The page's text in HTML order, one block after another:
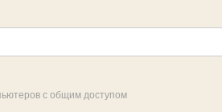
с общим доступом